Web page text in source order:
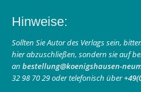
opens
in
new
window
opens
in
new
window
page
opens
in
new
window
Hinweise:
Sollten Sie Autor des Verlags sein,
hier abzuschließen, sondern sie auf
an bestellung@koenigshausen-
32 98 70 29 oder telefonisch über